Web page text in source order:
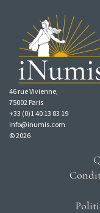
46 rue Vivienne,
75002 Paris
+33 (0)1 40 13 83 19
info@inumis.com
© 2026